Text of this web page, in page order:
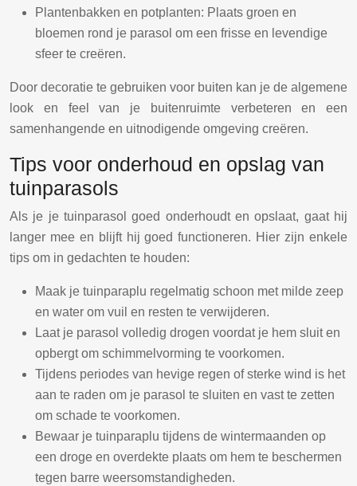
Plantenbakken en potplanten: Plaats groen en
bloemen rond je parasol om een frisse en levendige
sfeer te creëren.
Door decoratie te gebruiken voor buiten kan je de algemene
look en feel van je buitenruimte verbeteren en een
samenhangende en uitnodigende omgeving creëren.
Tips voor onderhoud en opslag van
tuinparasols
Als je je tuinparasol goed onderhoudt en opslaat, gaat hij
langer mee en blijft hij goed functioneren. Hier zijn enkele
tips om in gedachten te houden:
Maak je tuinparaplu regelmatig schoon met milde zeep
en water om vuil en resten te verwijderen.
Laat je parasol volledig drogen voordat je hem sluit en
opbergt om schimmelvorming te voorkomen.
Tijdens periodes van hevige regen of sterke wind is het
aan te raden om je parasol te sluiten en vast te zetten
om schade te voorkomen.
Bewaar je tuinparaplu tijdens de wintermaanden op
een droge en overdekte plaats om hem te beschermen
tegen barre weersomstandigheden.